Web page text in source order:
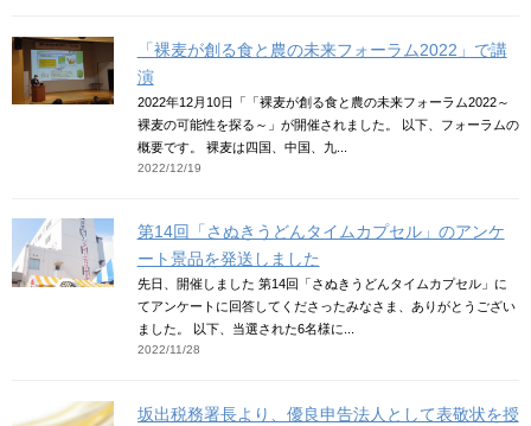
「裸麦が創る食と農の未来フォーラム2022」で講
演
2022年12月10日「「裸麦が創る食と農の未来フォーラム2022～
裸麦の可能性を探る～」が開催されました。 以下、フォーラムの
概要です。 裸麦は四国、中国、九...
2022/12/19
第14回「さぬきうどんタイムカプセル」のアンケ
ート景品を発送しました
先日、開催しました 第14回「さぬきうどんタイムカプセル」に
てアンケートに回答してくださったみなさま、ありがとうござい
ました。 以下、当選された6名様に...
2022/11/28
坂出税務署長より、優良申告法人として表敬状を授